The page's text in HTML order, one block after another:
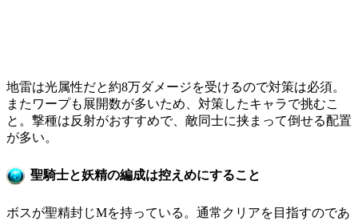
地雷は光属性だと約8万ダメージを受けるので対策は必須。
またワープも展開数が多いため、対策したキャラで挑むこ
と。撃種は反射がおすすめで、敵同士に挟まって倒せる配置
が多い。
聖騎士と妖精の編成は控えめにすること
ボスが聖精封じMを持っている。通常クリアを目指すのであ